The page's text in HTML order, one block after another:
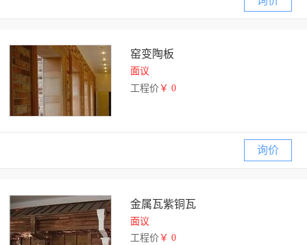
窑变陶板
面议
工程价 ￥ 0
询价
金属瓦紫铜瓦
面议
工程价 ￥ 0